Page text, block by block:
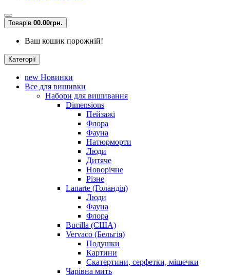
Товарів 00.00грн.
Ваш кошик порожній!
Категорії
new Новинки
Все для вишивки
Набори для вишивання
Dimensions
Пейзажі
Флора
Фауна
Натюрморти
Люди
Дитяче
Новорічне
Різне
Lanarte (Голандія)
Люди
Фауна
Флора
Bucilla (США)
Vervaco (Бельгія)
Подушки
Картини
Скатертини, серфетки, мішечки
Чарiвна мить